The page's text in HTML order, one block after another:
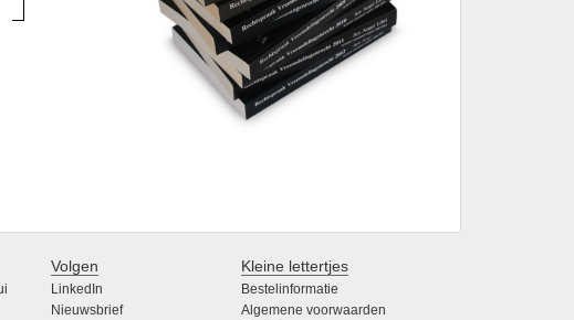
Volgen
LinkedIn
Nieuwsbrief
Kleine lettertjes
Bestelinformatie
Algemene voorwaarden